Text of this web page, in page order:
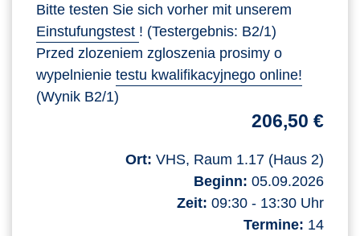
Bitte testen Sie sich vorher mit unserem
Einstufungstest ! (Testergebnis: B2/1)
Przed zlozeniem zgloszenia prosimy o
wypelnienie testu kwalifikacyjnego online!
(Wynik B2/1)
206,50 €
Ort: VHS, Raum 1.17 (Haus 2)
Beginn: 05.09.2026
Zeit: 09:30 - 13:30 Uhr
Termine: 14